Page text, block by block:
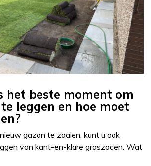
het beste moment om
leggen en hoe moet
gazon te zaaien, kunt u ook
van kant-en-klare graszoden. Wat